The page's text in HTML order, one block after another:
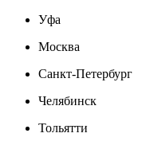
Уфа
Москва
Санкт-Петербург
Челябинск
Тольятти